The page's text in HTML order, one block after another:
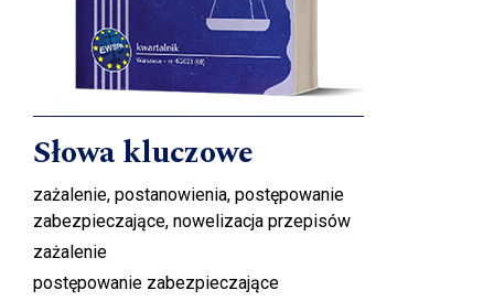
Słowa kluczowe
zażalenie, postanowienia, postępowanie
zabezpieczające, nowelizacja przepisów
zażalenie
postępowanie zabezpieczające